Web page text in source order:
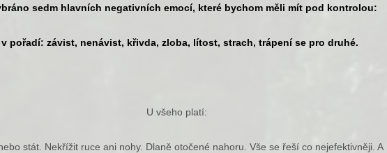
sedm hlavních negativních emocí, které bychom měli mít pod kontrolou:
v pořadí: závist, nenávist, křivda, zloba, lítost, strach, trápení se pro druhé.
U všeho platí:
stát. Nekřížit ruce ani nohy. Dlaně otočené nahoru. Vše se řeší co nejefektivněji. A